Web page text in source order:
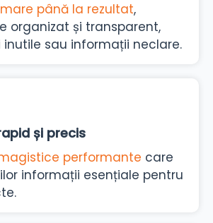
până la rezultat,
organizat și transparent,
sau informații neclare.
și precis
performante care
informații esențiale pentru